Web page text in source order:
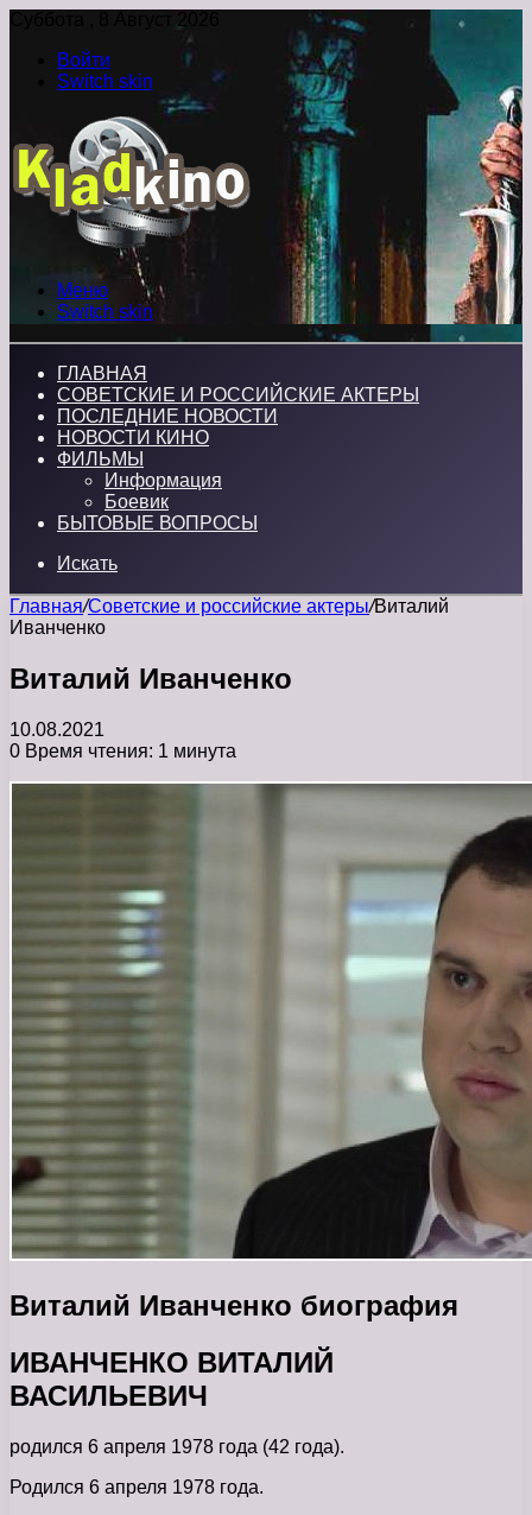
Суббота , 8 Август 2026
Войти
Switch skin
Меню
Switch skin
ГЛАВНАЯ
СОВЕТСКИЕ И РОССИЙСКИЕ АКТЕРЫ
ПОСЛЕДНИЕ НОВОСТИ
НОВОСТИ КИНО
ФИЛЬМЫ
Информация
Боевик
БЫТОВЫЕ ВОПРОСЫ
Искать
Главная/Советские и российские актеры/Виталий
Иванченко
Виталий Иванченко
10.08.2021
0 Время чтения: 1 минута
Виталий Иванченко биография
ИВАНЧЕНКО ВИТАЛИЙ
ВАСИЛЬЕВИЧ
родился 6 апреля 1978 года (42 года).
Родился 6 апреля 1978 года.